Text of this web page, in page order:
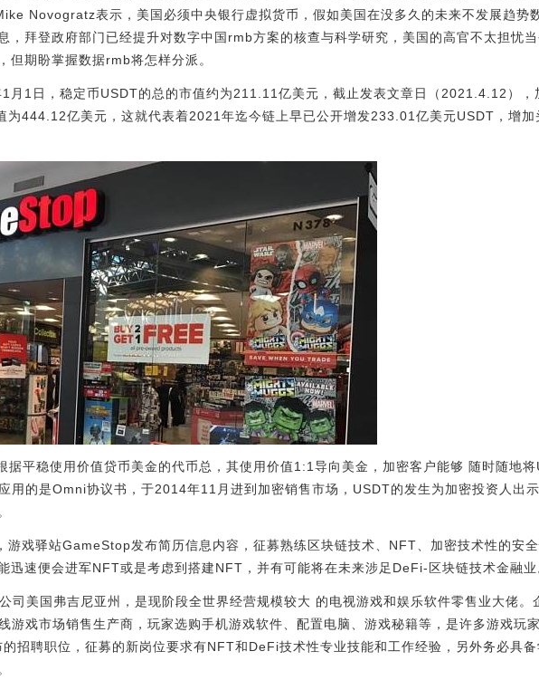
Novogratz表示，美国必须中央银行虚拟货币，假如美国在没多久的未来不发展趋势
，拜登政府部门已经提升对数字中国rmb方案的核查与科学研究，美国的高官不太担忧
但期盼掌握数据rmb将怎样分派。
月1日，稳定币USDT的总的市值约为211.11亿美元，截止发表文章日（2021.4.12），
为444.12亿美元，这就代表着2021年迄今链上早已公开增发233.01亿美元USDT，增加
据平稳使用价值贷币美金的代币总，其使用价值1:1导向美金，加密客户能够 随时随地
用的是Omni协议书，于2014年11月进到加密销售市场，USDT的发生为加密投资人出
游戏驿站GameStop发布简历信息内容，征募熟练区块链技术、NFT、加密技术性的安
迅速便会进军NFT或是考虑到搭建NFT，并有可能将在未来涉足DeFi-区块链技术金融业
美国弗吉尼亚州，是现阶段全世界经营规模较大 的电视游戏和娱乐软件零售业大佬。
游戏市场销售生产商，玩家选购手机游戏软件、配置电脑、游戏秘籍等，是许多游戏玩
招聘职位，征募的新岗位要求有NFT和DeFi技术性专业技能和工作经验，另外务必具